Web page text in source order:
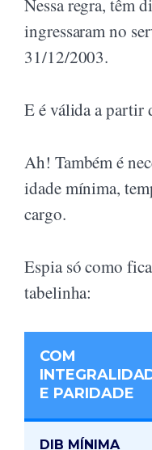
Nessa regra, têm
ingressaram no
31/12/2003.
E é válida a partir
Ah! Também é
idade mínima,
cargo.
Espia só como
tabelinha:
COM
E PARIDADE
DIB MÍNIMA